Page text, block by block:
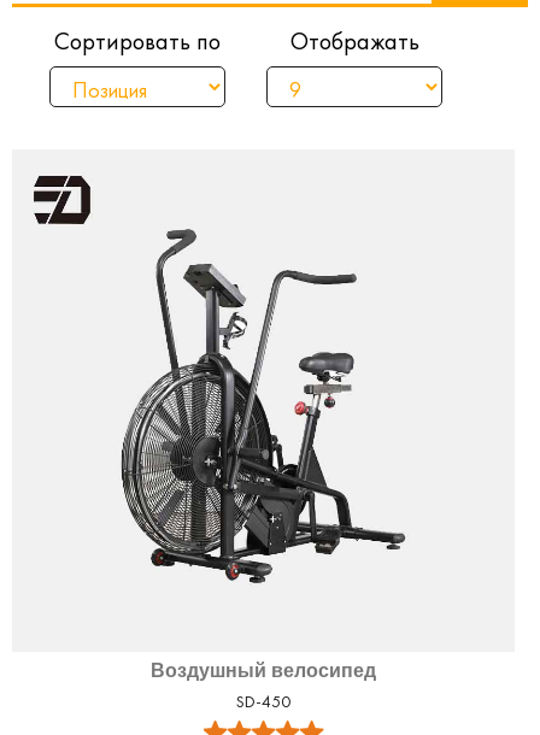
Сортировать по Отображать
Воздушный велосипед
SD-450